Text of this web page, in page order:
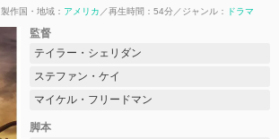
製作国・地域： アメリカ 再生時間：54分 ジャンル： ドラマ
監督
テイラー・シェリダン
ステファン・ケイ
マイケル・フリードマン
脚本